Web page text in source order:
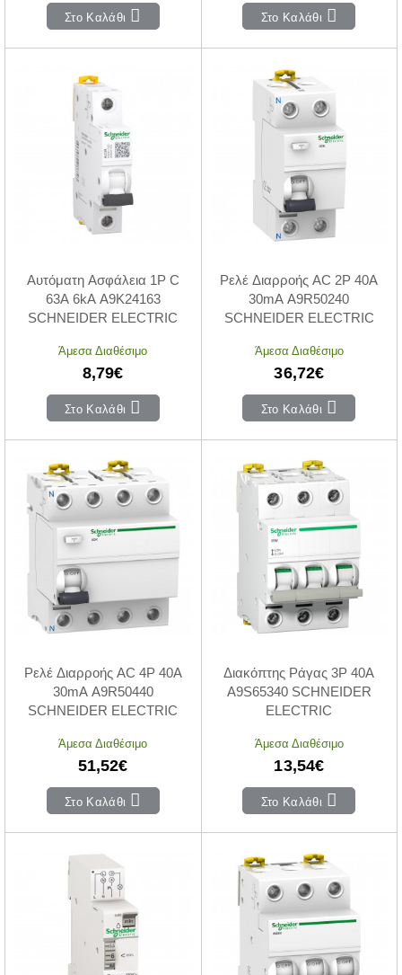
Στο Καλάθι Στο Καλάθι
Αυτόματη Ασφάλεια 1P C
63A 6kA A9K24163
SCHNEIDER ELECTRIC
Άμεσα Διαθέσιμο
8,79€
Στο Καλάθι
Ρελέ Διαρροής AC 2P 40A
30mA A9R50240
SCHNEIDER ELECTRIC
Άμεσα Διαθέσιμο
36,72€
Στο Καλάθι
Ρελέ Διαρροής AC 4P 40A
30mA A9R50440
SCHNEIDER ELECTRIC
Άμεσα Διαθέσιμο
51,52€
Στο Καλάθι
Διακόπτης Ράγας 3P 40A
A9S65340 SCHNEIDER
ELECTRIC
Άμεσα Διαθέσιμο
13,54€
Στο Καλάθι